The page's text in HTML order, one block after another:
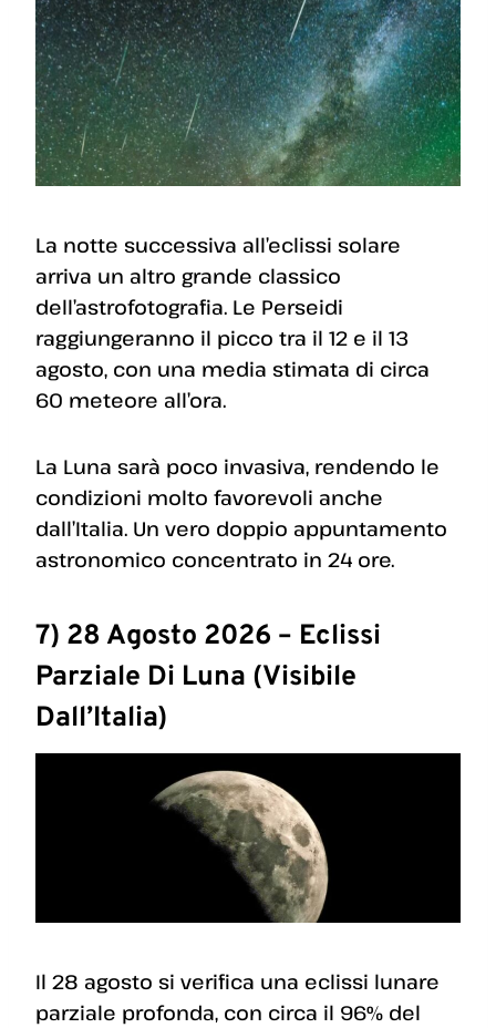
La notte successiva all’eclissi solare
arriva un altro grande classico
dell’astrofotografia. Le Perseidi
raggiungeranno il picco tra il 12 e il 13
agosto, con una media stimata di circa
60 meteore all’ora.
La Luna sarà poco invasiva, rendendo le
condizioni molto favorevoli anche
dall’Italia. Un vero doppio appuntamento
astronomico concentrato in 24 ore.
7) 28 Agosto 2026 – Eclissi
Parziale Di Luna (visibile
Dall’Italia)
Il 28 agosto si verifica una eclissi lunare
parziale profonda, con circa il 96% del